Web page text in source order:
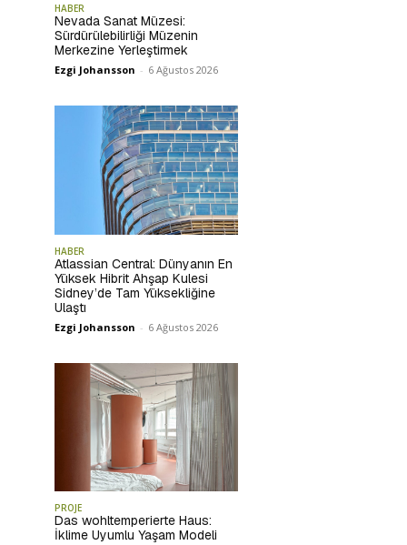
HABER
Nevada Sanat Müzesi:
Sürdürülebilirliği Müzenin
Merkezine Yerleştirmek
Ezgi Johansson - 6 Ağustos 2026
HABER
Atlassian Central: Dünyanın En
Yüksek Hibrit Ahşap Kulesi
Sidney’de Tam Yüksekliğine
Ulaştı
Ezgi Johansson - 6 Ağustos 2026
PROJE
Das wohltemperierte Haus:
İklime Uyumlu Yaşam Modeli